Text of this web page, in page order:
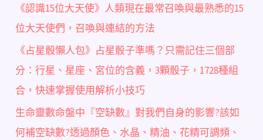
《認識15位大天使》人類現在最常召喚與最熟悉的15
位大天使們，召喚與連結的方法
《占星骰懶人包》占星骰子準嗎？只需記住三個部
分：行星、星座、宮位的含義，3顆骰子，1728種組
合，快速掌握使用解析小技巧
生命靈數命盤中『空缺數』對我們自身的影響?該如
何補空缺數?透過顏色、水晶、精油、花精可調頻、